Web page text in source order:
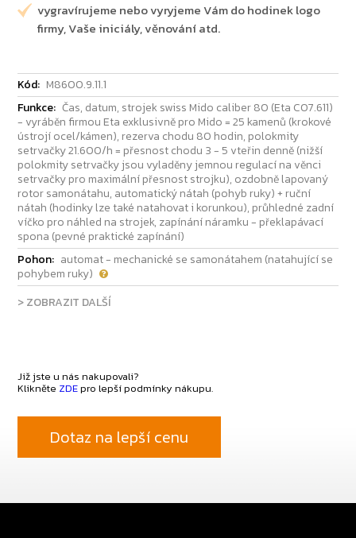
vygravírujeme nebo vyryjeme Vám do hodinek logo
firmy, Vaše iniciály, věnování atd.
Kód: M8600.9.11.1
Funkce: Čas, datum, strojek swiss Mido caliber 80 (Eta C07.611)
- vyráběn firmou Eta exklusivně pro Mido = 25 kamenů (krokové
ústrojí ocel/kámen), rezerva chodu 80 hodin, polokmity
setrvačky 21.600/h = přesnost chodu 3 - 5 vteřin denně (nižší
polokmity setrvačky jsou vyladěny jemnou regulací na věnci
setrvačky pro maximální přesnost strojku), ozdobně lapovaný
rotor samonátahu, automatický nátah (pohyb ruky) + ruční
nátah (hodinky lze také natahovat i korunkou), průhledné zadní
víčko pro náhled na strojek, zapínání náramku - překlapávací
spona (pevné praktické zapínání)
Pohon: automat - mechanické se samonátahem (natahující se
pohybem ruky)
> ZOBRAZIT DALŠÍ
Již jste u nás nakupovali?
Klikněte ZDEpro lepší podmínky nákupu.
Dotaz na lepší cenu